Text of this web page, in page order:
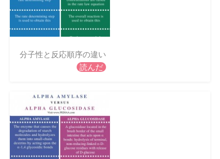
分子性と反応順序の違い
読んだ